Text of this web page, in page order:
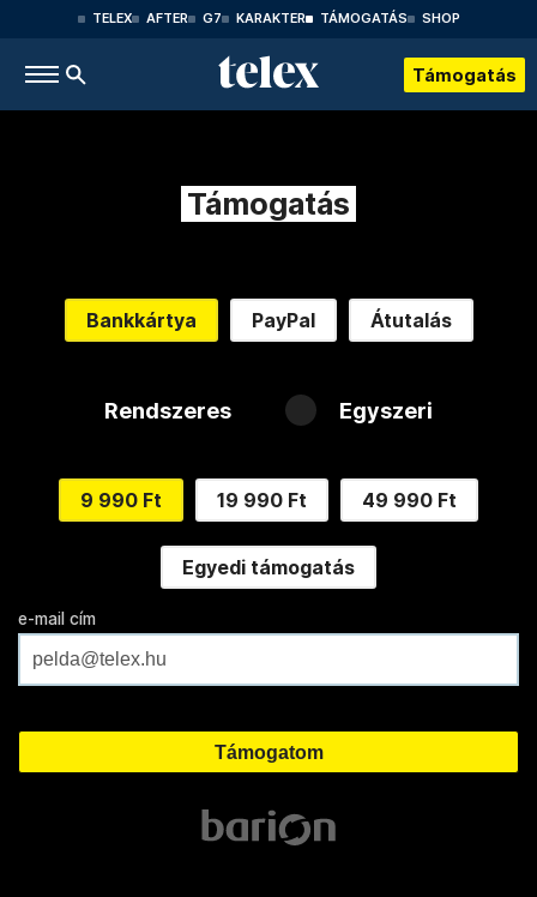
TELEX AFTER G7 KARAKTER TÁMOGATÁS SHOP
Támogatás
Támogatás
Bankkártya PayPal Átutalás
Rendszeres Egyszeri
9 990 Ft 19 990 Ft 49 990 Ft
Egyedi támogatás
e-mail cím